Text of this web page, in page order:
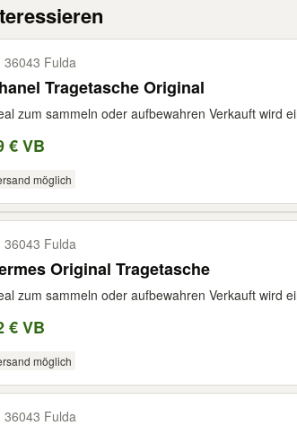
36043 Fulda
Tragetasche Original
zum sammeln oder aufbewahren Verkauft wird
€ VB
möglich
36043 Fulda
Original Tragetasche
zum sammeln oder aufbewahren Verkauft wird
€ VB
möglich
36043 Fulda